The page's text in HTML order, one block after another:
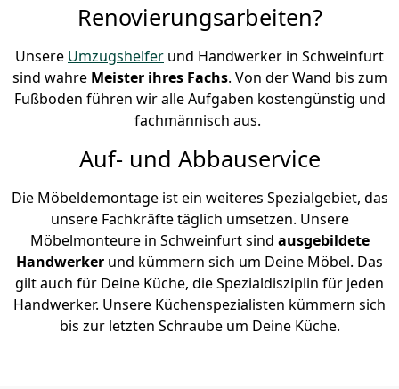
Renovierungsarbeiten?
Unsere Umzugshelfer und Handwerker in Schweinfurt
sind wahre Meister ihres Fachs. Von der Wand bis zum
Fußboden führen wir alle Aufgaben kostengünstig und
fachmännisch aus.
Auf- und Abbauservice
Die Möbeldemontage ist ein weiteres Spezialgebiet, das
unsere Fachkräfte täglich umsetzen. Unsere
Möbelmonteure in Schweinfurt sind ausgebildete
Handwerker und kümmern sich um Deine Möbel. Das
gilt auch für Deine Küche, die Spezialdisziplin für jeden
Handwerker. Unsere Küchenspezialisten kümmern sich
bis zur letzten Schraube um Deine Küche.